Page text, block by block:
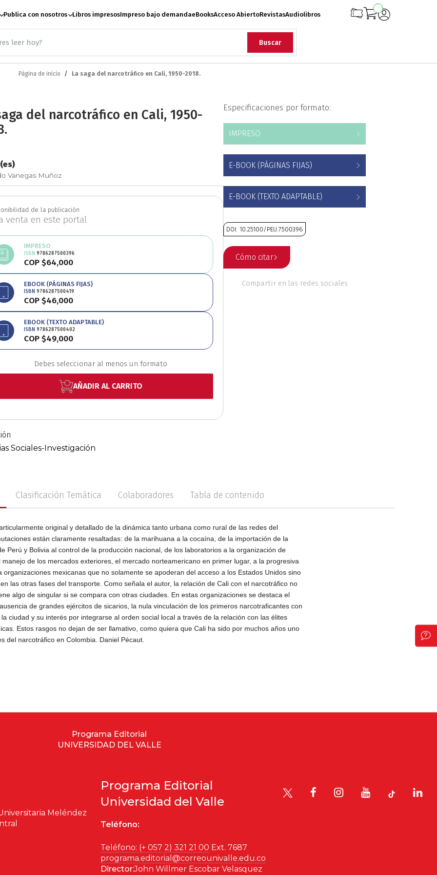
Publica con nosotros Libros impresosImpreso bajo demandaeBooksAcceso AbiertoRevistasAudiolibros
Buscar
Artes escénicas Biología
Ciencias
Conflicto Armado
paz
Derecho Desarrollo
Diseño
Educación
Estudios culturales
Estudios regionales
Ética
Física Género
Ingeniería Lenguas
Medicina Medioambiente
Página de inicio La saga del narcotráfico en Cali, 1950-2018.
del narcotráfico en Cali, 1950-
Vanegas Muñoz
de la publicación
venta en este portal
EBOOK (PÁGINAS FIJAS)
ISBN 9786287500419
COP $46,000
EBOOK (TEXTO ADAPTABLE)
ISBN 9786287500402
COP $49,000
IMPRESO
ISBN 9786287500396
COP $64,000
Avísame disponibilidad
Debes seleccionar al menos un formato
AÑADIR AL CARRITO
Sociales-Investigación
Especificaciones por formato:
IMPRESO
E-BOOK (PÁGINAS FIJAS)
E-BOOK (TEXTO ADAPTABLE)
DOI: 10.25100/PEU.7500396
Cómo citar
Compartir en las redes sociales
original y detallado de la dinámica tanto urbana como rural de las redes del
están claramente resaltadas: de la marihuana a la cocaína, de la importación de la
Perú y Bolivia al control de la producción nacional, de los laboratorios a la organización de
de los mercados exteriores, el mercado norteamericano en primer lugar, a la progresiva
organizaciones mexicanas que no solamente se apoderan del acceso a los Estados Unidos sino
las otras fases del transporte. Como señala el autor, la relación de Cali con el narcotráfico no
algo de singular si se compara con otras ciudades. En estas organizaciones se destaca el
de grandes ejércitos de sicarios, la nula vinculación de los primeros narcotraficantes con
ciudad y su interés por integrarse al orden social local a través de la relación con las élites
Estos rasgos no dejan de ser llamativo, como quiera que Cali ha sido por muchos años uno
del narcotráfico en Colombia. Daniel Pécaut.
Clasificación Temática Colaboradores Tabla de contenido
Programa Editorial
UNIVERSIDAD DEL VALLE
Meléndez
Programa Editorial
Universidad del Valle
Teléfono:
Teléfono: (+ 057 2) 321 21 00 Ext. 7687
programa.editorial@correounivalle.edu.co
Director:John Willmer Escobar Velasquez